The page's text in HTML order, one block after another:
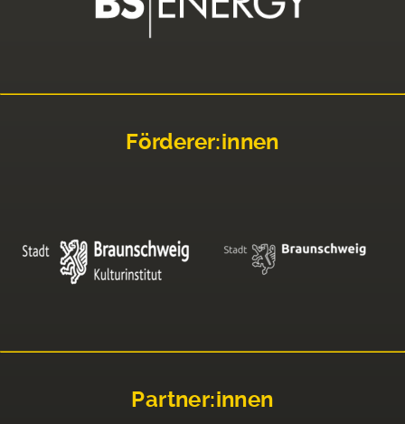
Förderer:innen
Partner:innen